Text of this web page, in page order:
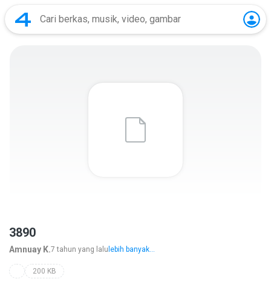
3890
Amnuay K.7 tahun yang lalu lebih banyak...
200 KB